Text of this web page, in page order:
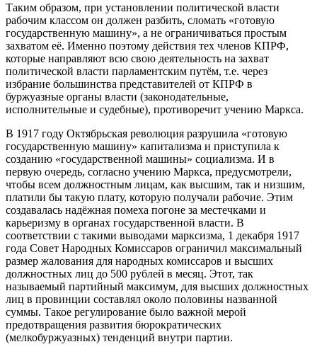
Таким образом, при установлении политической власти
рабочим классом он должен разбить, сломать «готовую
государственную машину», а не ограничиваться простым
захватом её. Именно поэтому действия тех членов КПРФ,
которые направляют всю свою деятельность на захват
политической власти парламентским путём, т.е. через
избрание большинства представителей от КПРФ в
буржуазные органы власти (законодательные,
исполнительные и судебные), противоречит учению Маркса.
В 1917 году Октябрьская революция разрушила «готовую
государственную машину» капитализма и приступила к
созданию «государственной машины» социализма. И в
первую очередь, согласно учению Маркса, предусмотрели,
чтобы всем должностным лицам, как высшим, так и низшим,
платили бы такую плату, которую получали рабочие. Этим
создавалась надёжная помеха погоне за местечками и
карьеризму в органах государственной власти. В
соответствии с такими выводами марксизма, 1 декабря 1917
года Совет Народных Комиссаров ограничил максимальный
размер жалования для народных комиссаров и высших
должностных лиц до 500 рублей в месяц. Этот, так
называемый партийный максимум, для высших должностных
лиц в провинции составлял около половины названной
суммы. Такое регулирование было важной мерой
предотвращения развития бюрократических
(мелкобуржуазных) тенденций внутри партии.